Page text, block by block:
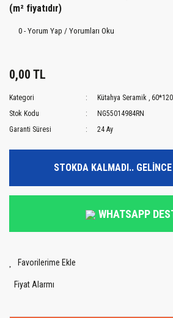
(m² fiyatıdır)
0 - Yorum Yap / Yorumları Oku
0,00 TL
Kategori Kütahya Seramik ,
Stok Kodu
NG55014984RN
Garanti Süresi
24 Ay
STOKDA KALMADI..
WHATSAPP
Fiyat Alarmı